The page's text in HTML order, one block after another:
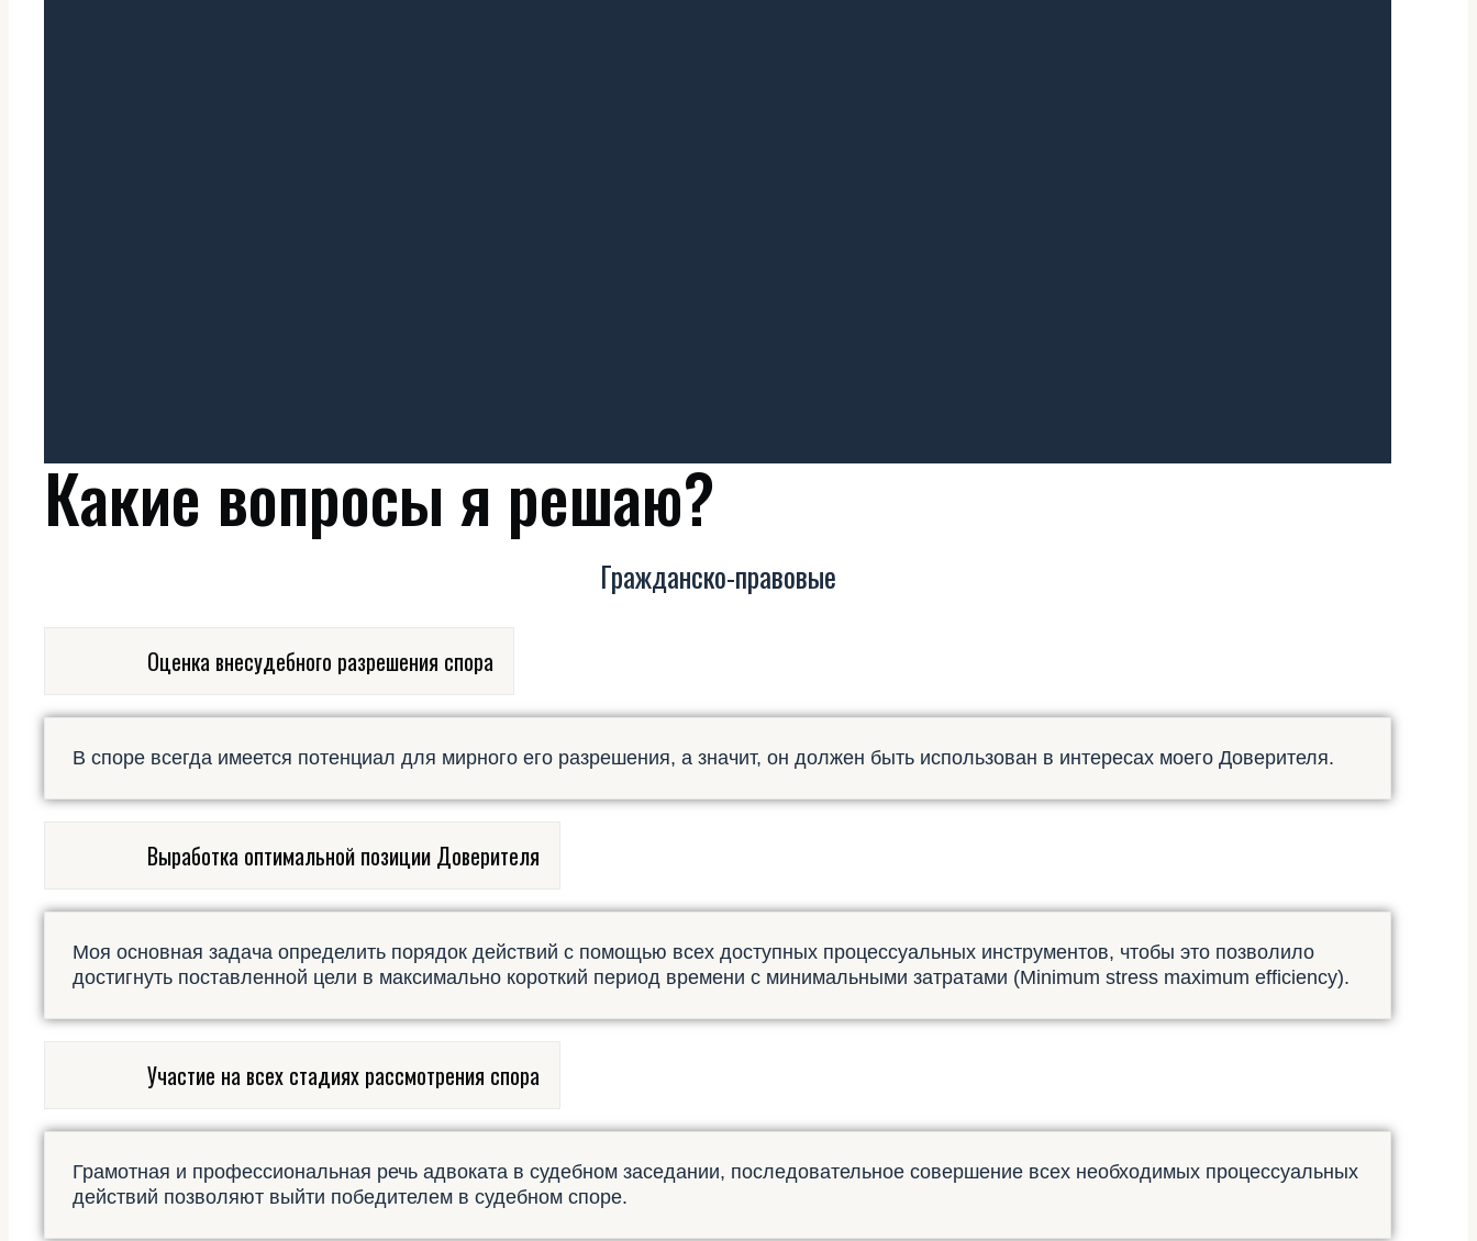
Какие вопросы я решаю?
Гражданско-правовые
Оценка внесудебного разрешения спора
В споре всегда имеется потенциал для мирного его разрешения, а значит, он должен быть использован в интересах моего Доверителя.
Выработка оптимальной позиции Доверителя
Моя основная задача определить порядок действий с помощью всех доступных процессуальных инструментов, чтобы это позволило
достигнуть поставленной цели в максимально короткий период времени с минимальными затратами (Minimum stress maximum efficiency).
Участие на всех стадиях рассмотрения спора
Грамотная и профессиональная речь адвоката в судебном заседании, последовательное совершение всех необходимых процессуальных
действий позволяют выйти победителем в судебном споре.